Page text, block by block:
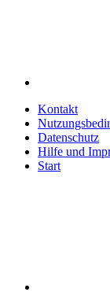
Kontakt
Datenschutz
Hilfe und
Start